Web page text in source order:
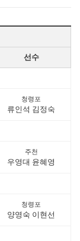
선수
청령포
류인석 김정숙
주천
우영대 윤혜영
청령포
양영숙 이현선